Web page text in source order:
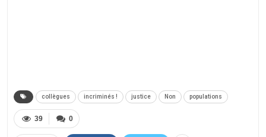
collègues incriminés ! justice Non populations
0
39